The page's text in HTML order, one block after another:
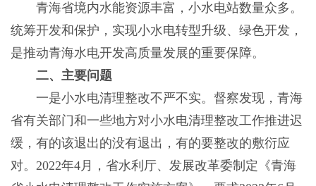
青海省境内水能资源丰富，小水电站数量众多。
统筹开发和保护，实现小水电转型升级、绿色开发，
是推动青海水电开发高质量发展的重要保障。
二、主要问题
一是小水电清理整改不严不实。督察发现，青海
省有关部门和一些地方对小水电清理整改工作推进迟
缓，有的该退出的没有退出，有的要整改的敷衍应
对。2022年4月，省水利厅、发展改革委制定《青海